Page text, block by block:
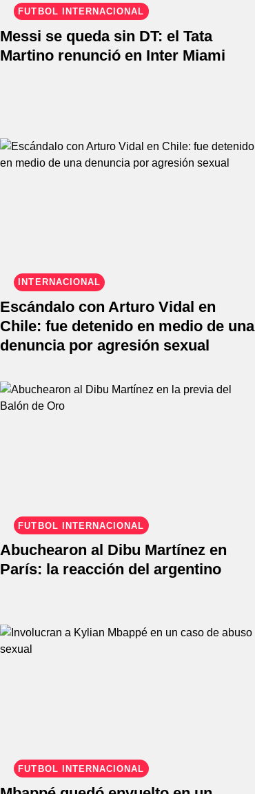
FÚTBOL INTERNACIONAL
Messi se queda sin DT: el Tata
Martino renunció en Inter Miami
INTERNACIONAL
Escándalo con Arturo Vidal en
Chile: fue detenido en medio de una
denuncia por agresión sexual
FÚTBOL INTERNACIONAL
Abuchearon al Dibu Martínez en
París: la reacción del argentino
FÚTBOL INTERNACIONAL